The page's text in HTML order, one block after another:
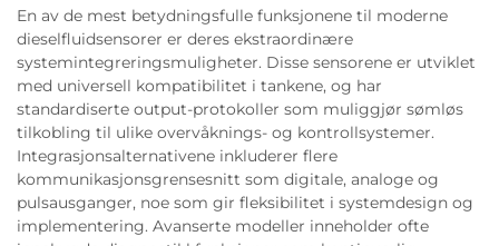
En av de mest betydningsfulle funksjonene til moderne
dieselfluidsensorer er deres ekstraordinære
systemintegreringsmuligheter. Disse sensorene er utviklet
med universell kompatibilitet i tankene, og har
standardiserte output-protokoller som muliggjør sømløs
tilkobling til ulike overvåknings- og kontrollsystemer.
Integrasjonsalternativene inkluderer flere
kommunikasjonsgrensesnitt som digitale, analoge og
pulsausganger, noe som gir fleksibilitet i systemdesign og
implementering. Avanserte modeller inneholder ofte